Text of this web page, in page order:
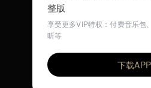
VIP whtrwl
整版
享受更多VIP特权：付费音乐包
听等
下载APP